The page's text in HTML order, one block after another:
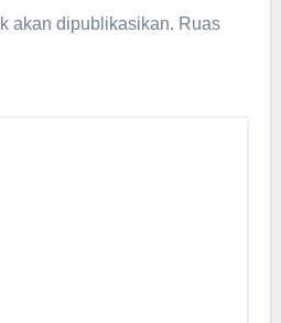
akan dipublikasikan. Ruas